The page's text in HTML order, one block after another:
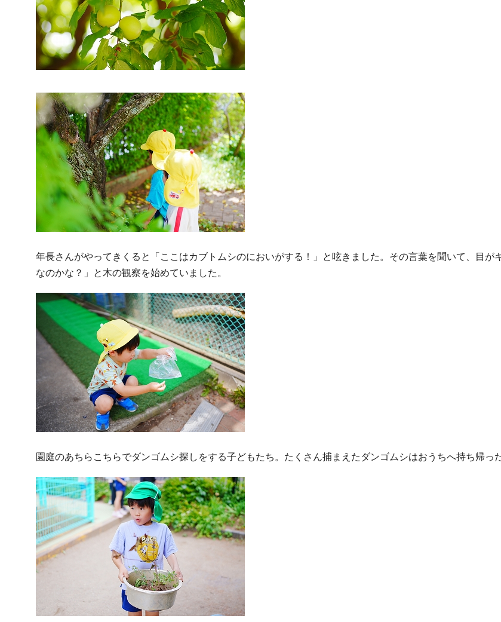
年長さんがやってきくると「ここはカブトムシのにおいがする！」と呟きました。その言葉を聞いて、目
なのかな？」と木の観察を始めていました。
園庭のあちらこちらでダンゴムシ探しをする子どもたち。たくさん捕まえたダンゴムシはおうちへ持ち帰っ